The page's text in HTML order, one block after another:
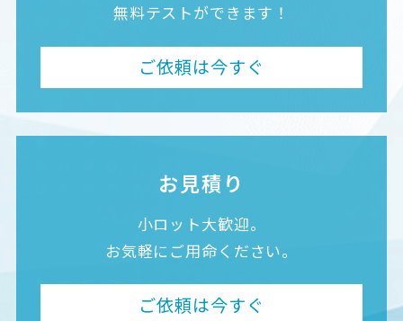
無料テストができます！
ご依頼は今すぐ
お見積り
小ロット大歓迎。
お気軽にご用命ください。
ご依頼は今すぐ